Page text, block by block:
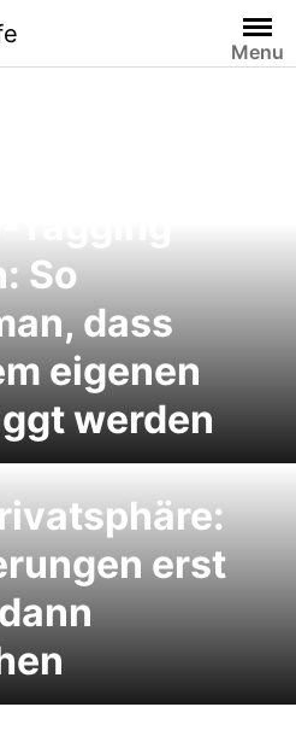
Menu
So
dass
eigenen
werden
erst